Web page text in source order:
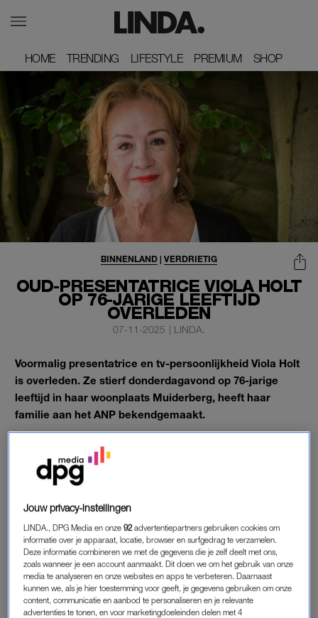
HOME
HOME TRENDING
TRENDING LIFESTYLE
LIFESTYLE PREMIUM
PREMIUM SHOP
SHOP
OUD-PRESENTATRICE VIOLA HOLT
OP 76-JARIGE LEEFTIJD
OVERLEDEN
BINNENLAND | VERDRIETIG
07-11-2025 | LINDA.
Voormalig presentatrice en tv-persoonlijkheid Viola Holt
is overleden. Ze stierf donderdagavond op 76-jarige
leeftijd in haar woonplaats Muiderberg, heeft haar
familie aan het ANP bekendgemaakt.
middagprogramma5 Uur Show
VIOLA HOLT OVERLEDEN
Holt maakte in 1968 haar debuut op de Nederlandse televisie
als omroepster bij de AVRO. Na een korte tijd bij de VPRO
werkte ze lange tijd voor de NOS, waar ze naast omroepster
ook programma’s mocht presenteren. Daarna stapte ze over
naar de TROS.
Jouw privacy-instellingen
LINDA., DPG Media en onze92 advertentiepartners gebruiken cookies om
informatie over je apparaat, locatie, browser en surfgedrag te verzamelen.
Deze informatie combineren we met de gegevens die je zelf deelt met ons,
zoals wanneer je een account aanmaakt. Dit doen we om het gebruik van onze
media te analyseren en onze websites en apps te verbeteren. Daarnaast
kunnen we, als je hier toestemming voor geeft, je gegevens gebruiken om onze
content, communicatie en aanbod te personaliseren en je relevante
advertenties te tonen, en voor marketingdoeleinden delen met 4